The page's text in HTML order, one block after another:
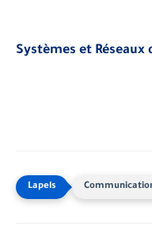
Systèmes et